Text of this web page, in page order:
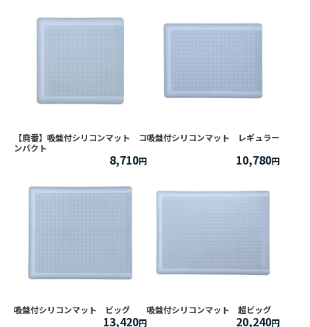
【廃番】吸盤付シリコンマット コ
ンパクト
8,710
吸盤付シリコンマット レギュラー
10,780
吸盤付シリコンマット ビッグ
13,420
吸盤付シリコンマット 超ビッグ
20,240